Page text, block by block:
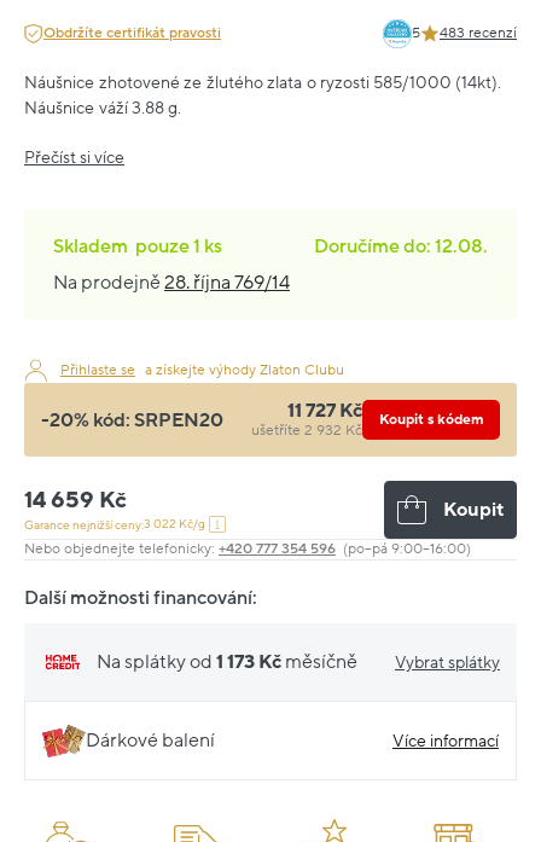
Obdržíte certifikát pravosti 5 483 recenzí
Náušnice zhotovené ze žlutého zlata o ryzosti 585/1000 (14kt).
Náušnice váží 3.88 g.
Přečíst si více
Skladem pouze1 ks
Doručíme do: 12.08.
Na prodejně28. října 769/14
Přihlaste se a získejte výhody Zlaton Clubu
-20% kód: SRPEN20 11 727 Kč
ušetříte 2 932 Kč
Koupit s kódem
14 659 Kč
Garance nejnižší ceny:3 022 Kč/g
Koupit
Nebo objednejte telefonicky: +420 777 354 596 (po–pá 9:00–16:00)
Další možnosti financování:
Na splátky od 1 173 Kč měsíčně Vybrat splátky
Dárkové balení Více informací